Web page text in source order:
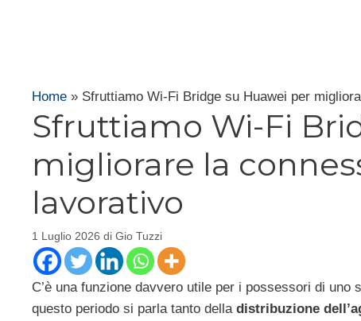
Home » Sfruttiamo Wi-Fi Bridge su Huawei per
Sfruttiamo Wi-Fi
migliorare la
lavorativo
1 Luglio 2026 di Gio Tuzzi
C’è una funzione davvero utile per i possessori di uno
questo periodo si parla tanto della distribuzione